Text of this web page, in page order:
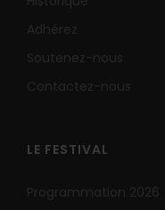
Adhérez
Soutenez-nous
Contactez-nous
LE FESTIVAL
Programmation 2026